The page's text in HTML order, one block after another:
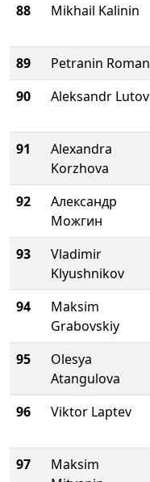
88 Mikhail Kalinin
89 Petranin Roman
90
Aleksandr Lutov
91
Alexandra
Korzhova
92
Александр
Можгин
93
Vladimir
Klyushnikov
94
Maksim
Grabovskiy
95
Olesya
Atangulova
96 Viktor Laptev
97
Maksim